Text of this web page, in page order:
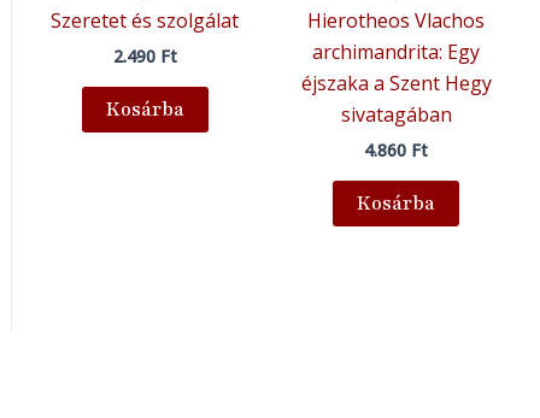
Szeretet és szolgálat
2.490 Ft
Kosárba
Hierotheos Vlachos
archimandrita: Egy
éjszaka a Szent Hegy
sivatagában
4.860 Ft
Kosárba